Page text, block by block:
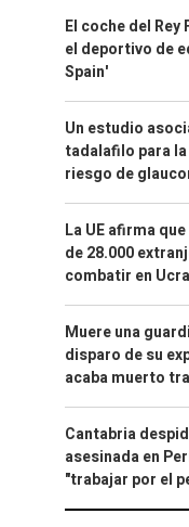
El coche del Rey
el deportivo de
Spain'
Un estudio
tadalafilo para
riesgo de
La UE afirma
de 28.000
combatir en
Muere una
disparo de su
acaba muerto
Cantabria
asesinada en
"trabajar por el